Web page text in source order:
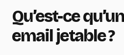
Qu’est-ce
email jetable ?